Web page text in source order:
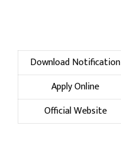
Download Notification
Apply Online
Official Website